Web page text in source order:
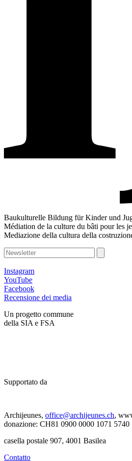
Baukulturelle Bildung für Kinder und
Médiation de la culture du bâti pour les
Mediazione della cultura della
Instagram
YouTube
Facebook
Recensione dei media
Un progetto commune
della SIA e FSA
Supportato da
Archijeunes, office@archijeunes.ch,
donazione: CH81 0900 0000 1071 5740
casella postale 907, 4001 Basilea
Contatto